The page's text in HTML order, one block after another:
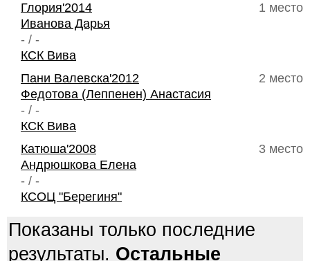
1 место
Глория'2014
Иванова Дарья
- / -
КСК Вива
2 место
Пани Валевска'2012
Федотова (Леппенен) Анастасия
- / -
КСК Вива
3 место
Катюша'2008
Андрюшкова Елена
- / -
КСОЦ "Берегиня"
Показаны только последние
результаты. Остальные